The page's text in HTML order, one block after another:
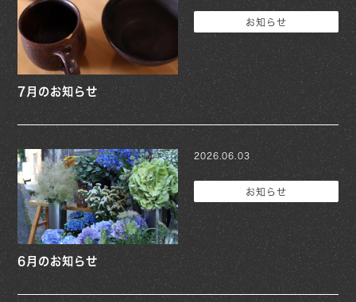
お知らせ
7月のお知らせ
2026.06.03
お知らせ
6月のお知らせ